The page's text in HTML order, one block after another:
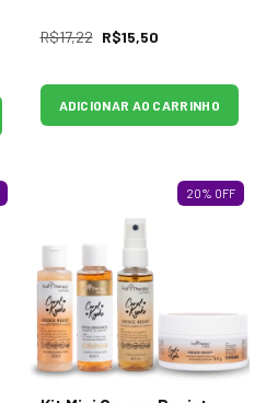
R$17,22 R$15,50
ADICIONAR AO CARRINHO
20% OFF